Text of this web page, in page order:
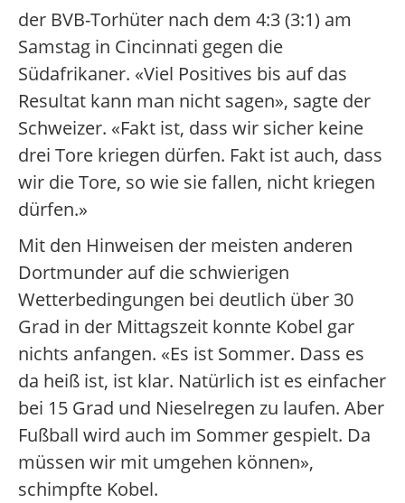
der BVB-Torhüter nach dem 4:3 (3:1) am
Samstag in Cincinnati gegen die
Südafrikaner. «Viel Positives bis auf das
Resultat kann man nicht sagen», sagte der
Schweizer. «Fakt ist, dass wir sicher keine
drei Tore kriegen dürfen. Fakt ist auch, dass
wir die Tore, so wie sie fallen, nicht kriegen
dürfen.»
Mit den Hinweisen der meisten anderen
Dortmunder auf die schwierigen
Wetterbedingungen bei deutlich über 30
Grad in der Mittagszeit konnte Kobel gar
nichts anfangen. «Es ist Sommer. Dass es
da heiß ist, ist klar. Natürlich ist es einfacher
bei 15 Grad und Nieselregen zu laufen. Aber
Fußball wird auch im Sommer gespielt. Da
müssen wir mit umgehen können»,
schimpfte Kobel.